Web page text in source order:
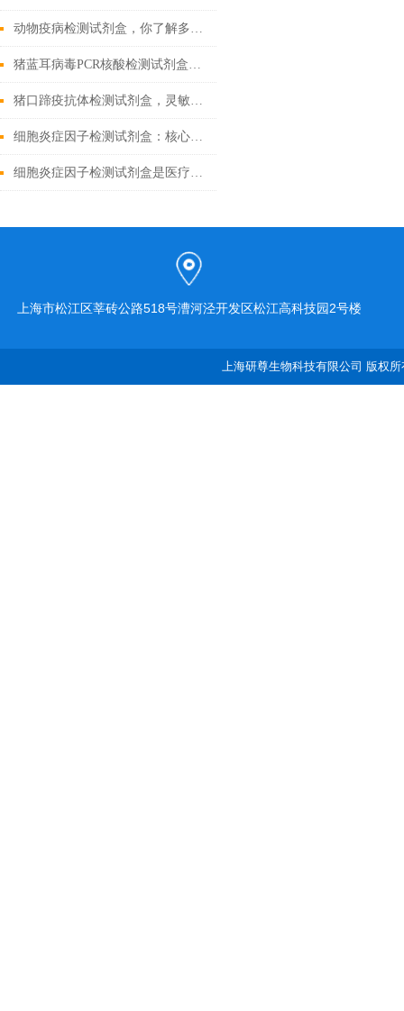
动物疫病检测试剂盒，你了解多少？
猪蓝耳病毒PCR核酸检测试剂盒基础科普
猪口蹄疫抗体检测试剂盒，灵敏度高，检测结果稳定可靠
细胞炎症因子检测试剂盒：核心技术与检测原理全解析
细胞炎症因子检测试剂盒是医疗的微观探索者
上海市松江区莘砖公路518号漕河泾开发区松江高科技园2号楼
上海研尊生物科技有限公司 版权